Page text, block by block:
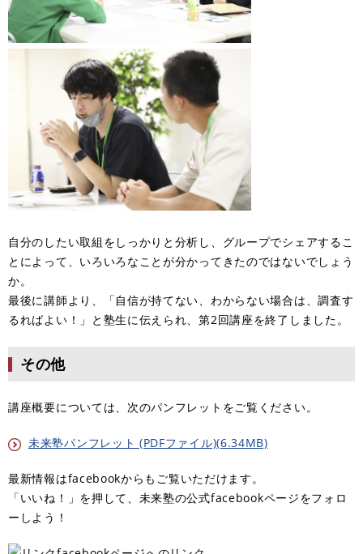
自分のしたい取組をしっかりと分析し、グループでシェアするこ
とによって、いろいろなことが分かってきたのではないでしょう
か。
最後に講師より、「自信が持てない、わからない場合は、調査す
るればよい！」と塾生に伝えられ、第2回講座を終了しました。
その他
講座概要については、次のパンフレットをご覧ください。
未来塾パンフレット (PDFファイル)(6.34MB)
最新情報はfacebookからもご覧いただけます。
「いいね！」を押して、未来塾の公式facebookページをフォロ
ーしよう！